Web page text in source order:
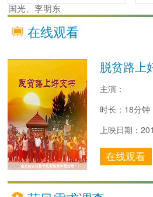
国光、李明东
在线观看
脱贫路上
主演：
时长：18分钟
上映日期：
在线观看